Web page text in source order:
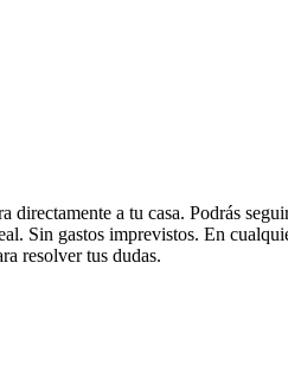
directamente a tu casa. Podrás
Sin gastos imprevistos. En
resolver tus dudas.